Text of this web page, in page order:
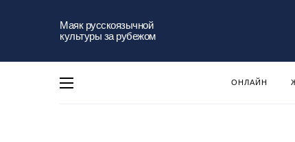
Маяк русскоязычной
культуры за рубежом
ОНЛАЙН